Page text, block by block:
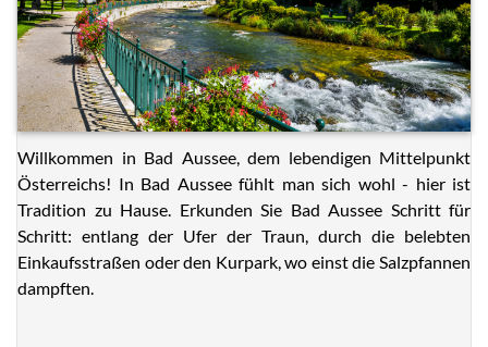
Willkommen in Bad Aussee, dem lebendigen Mittelpunkt
Österreichs! In Bad Aussee fühlt man sich wohl - hier ist
Tradition zu Hause. Erkunden Sie Bad Aussee Schritt für
Schritt: entlang der Ufer der Traun, durch die belebten
Einkaufsstraßen oder den Kurpark, wo einst die Salzpfannen
dampften.